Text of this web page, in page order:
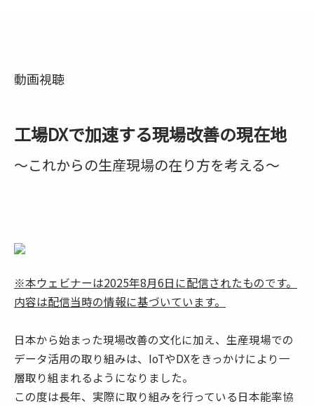
動画視聴
工場DXで加速する現場改善の現在地
〜これからの生産現場の在り方を考える〜
※本ウェビナーは2025年8月6日に配信されたものです。
内容は配信当時の情報に基づいています。
日本から始まった現場改善の文化に加え、生産現場での
データ活用の取り組みは、IoTやDXをきっかけにより一
層取り組まれるようになりました。
この度は長年、実際に取り組みを行っている日本能率協